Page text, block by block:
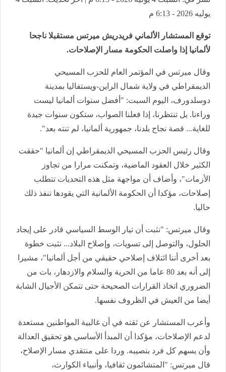
يوليه 2026 - 6:13 م
توقع المستشار الألماني فريدريش ميرتس مستقبلا ناجحا
لألمانيا إذا واصلت الحكومة مسار الإصلاحات.
وقال ميرتس في المؤتمر العام للحزب المسيحي
الديمقراطي في ولاية شمال الراين-ويستفاليا بمدينة
دوسلدورف، اليوم السبت: "أفضل سنوات ألمانيا ليست
وراءنا. بل تنتظرنا، إذا فعلنا الصواب، ستكون سنوات جيدة
للغاية... قصة نجاح بلدنا، جمهورية ألمانيا، لم تنته بعد".
وقال رئيس الحزب المسيحي الديمقراطي إن ألمانيا "حققت
الكثير خلال العقود الماضية، وتمكنت مرارا من تجاوز
الأزمات"، وأضاف أن مواجهة مثل هذه التحديات تتطلب
إصلاحات، مؤكدا أن الحكومة الألمانية التي يقودها تنفذ ذلك
حاليا.
وقال ميرتس: "نثبت أن تيار الوسط السياسي قادر على إيجاد
الحلول، والتوصل إلى تسويات، وإصلاح البلاد... نثبت خطوة
بعد أخرى أننا ائتلاف إصلاحي حقيقي من أجل ألمانيا"، مشيرا
إلى أنه بعد 80 عاما من الحرية والسلام والازدهار، بات من
الضروري اتخاذ القرارات الصحيحة حتى تتمكن الأجيال الشابة
أيضا من العيش في الظروف نفسها.
وأعرب المستشار عن ثقته في أن غالبية المواطنين مستعدة
لدعم الإصلاحات، مؤكدا أن المبدأ الأساسي هو تحقيق العدالة
وأن يسهم كل فرد بنصيبه. وردا على منتقدي مسار الإصلاح،
قال ميرتس: "المتشائمون ثقافيا، وأنبياء الكوارث،